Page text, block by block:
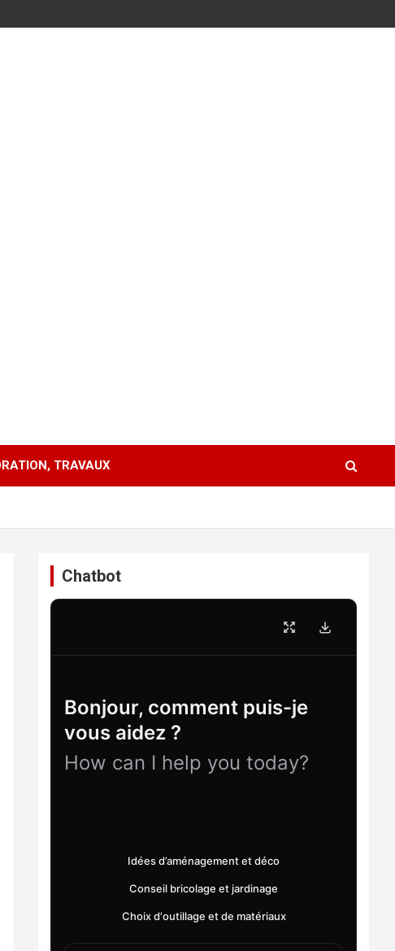
TRAVAUX
Chatbot
Bonjour, comment puis-je
vous aidez ?
How can I help you today?
Idées d’aménagement et déco
Conseil bricolage et jardinage
Choix d'outillage et de matériaux